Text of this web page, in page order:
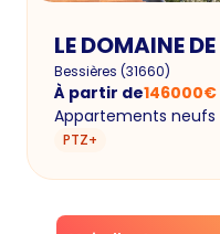
LE DOMAINE
Bessières (31660)
À partir de146000€
Appartements neufs
PTZ+